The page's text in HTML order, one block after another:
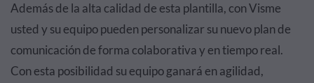
Además de la alta calidad de esta plantilla, con Visme
usted y su equipo pueden personalizar su nuevo plan de
comunicación de forma colaborativa y en tiempo real.
Con esta posibilidad su equipo ganará en agilidad,